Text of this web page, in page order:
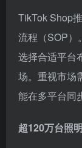
TikTok Shop
流程（SOP）
选择合适平台
场。重视市场
能在多平台同
超120万台照